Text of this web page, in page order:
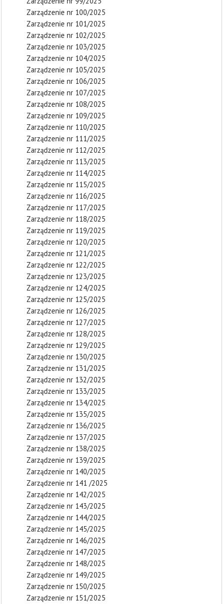
Zarządzenie nr 100/2025
Zarządzenie nr 101/2025
Zarządzenie nr 102/2025
Zarządzenie nr 103/2025
Zarządzenie nr 104/2025
Zarządzenie nr 105/2025
Zarządzenie nr 106/2025
Zarządzenie nr 107/2025
Zarządzenie nr 108/2025
Zarządzenie nr 109/2025
Zarządzenie nr 110/2025
Zarządzenie nr 111/2025
Zarządzenie nr 112/2025
Zarządzenie nr 113/2025
Zarządzenie nr 114/2025
Zarządzenie nr 115/2025
Zarządzenie nr 116/2025
Zarządzenie nr 117/2025
Zarządzenie nr 118/2025
Zarządzenie nr 119/2025
Zarządzenie nr 120/2025
Zarządzenie nr 121/2025
Zarządzenie nr 122/2025
Zarządzenie nr 123/2025
Zarządzenie nr 124/2025
Zarządzenie nr 125/2025
Zarządzenie nr 126/2025
Zarządzenie nr 127/2025
Zarządzenie nr 128/2025
Zarządzenie nr 129/2025
Zarządzenie nr 130/2025
Zarządzenie nr 131/2025
Zarządzenie nr 132/2025
Zarządzenie nr 133/2025
Zarządzenie nr 134/2025
Zarządzenie nr 135/2025
Zarządzenie nr 136/2025
Zarządzenie nr 137/2025
Zarządzenie nr 138/2025
Zarządzenie nr 139/2025
Zarządzenie nr 140/2025
Zarządzenie nr 141 /2025
Zarządzenie nr 142/2025
Zarządzenie nr 143/2025
Zarządzenie nr 144/2025
Zarządzenie nr 145/2025
Zarządzenie nr 146/2025
Zarządzenie nr 147/2025
Zarządzenie nr 148/2025
Zarządzenie nr 149/2025
Zarządzenie nr 150/2025
Zarządzenie nr 151/2025